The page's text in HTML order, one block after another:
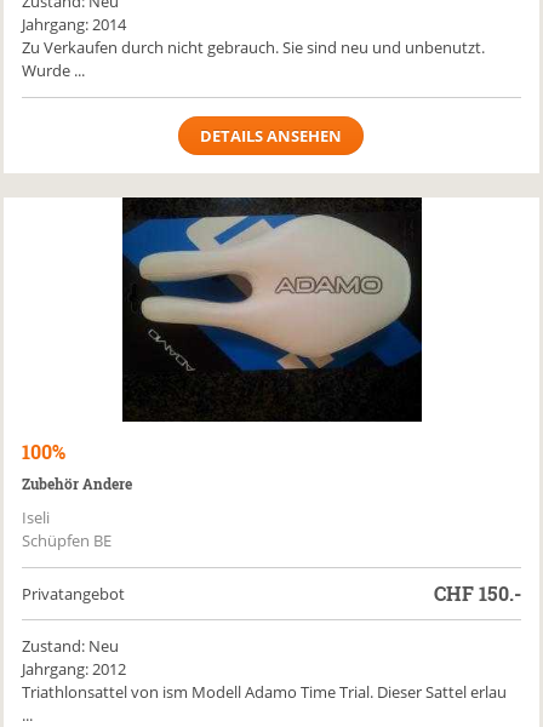
Jahrgang: 2014
Zu Verkaufen durch nicht gebrauch. Sie sind neu und unbenutzt.
Wurde ...
DETAILS ANSEHEN
100%
Zubehör Andere
Iseli
Schüpfen BE
Privatangebot CHF150.-
Zustand: Neu
Jahrgang: 2012
Triathlonsattel von ism Modell Adamo Time Trial. Dieser Sattel erlau
...